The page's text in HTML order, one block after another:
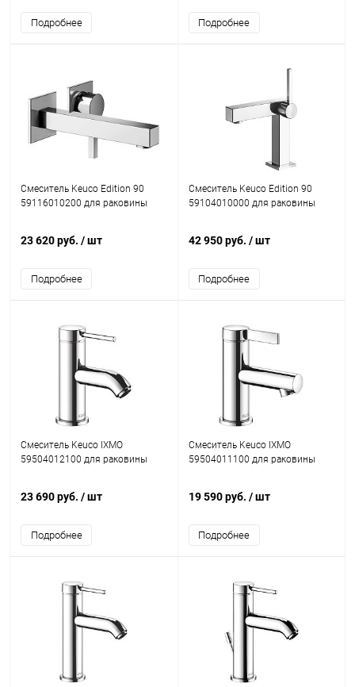
Подробнее Подробнее
Смеситель Keuco Edition 90
59116010200 для раковины
23 620 руб. / шт
Подробнее
Смеситель Keuco Edition 90
59104010000 для раковины
42 950 руб. / шт
Подробнее
Смеситель Keuco IXMO
59504012100 для раковины
23 690 руб. / шт
Подробнее
Смеситель Keuco IXMO
59504011100 для раковины
19 590 руб. / шт
Подробнее